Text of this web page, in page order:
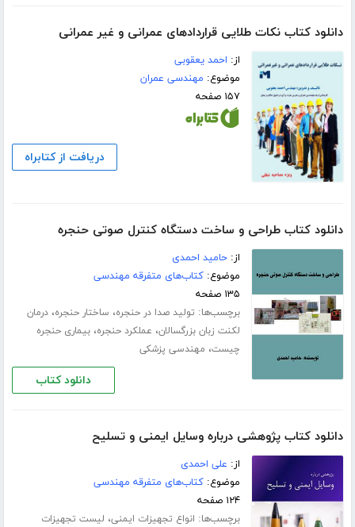
دانلود کتاب نکات طلایی قراردادهای عمرانی و غیر عمرانی
از: احمد یعقوبی
موضوع: مهندسی عمران
۱۵۷ صفحه
دریافت از کتابراه
دانلود کتاب طراحی و ساخت دستگاه کنترل صوتی حنجره
از:حامید احمدی
موضوع:کتاب‌های متفرقه مهندسی
۱۳۵ صفحه
برچسب‌ها: تولید صدا در حنجره، ساختار حنجره،درمان
لکنت زبان بزرگسالان، عملکرد حنجره،بیماری حنجره
چیست، مهندسی پزشکی
دانلود کتاب
دانلود کتاب پژوهشی درباره وسایل ایمنی و تسلیح
از: علی احمدی
موضوع:کتاب‌های متفرقه مهندسی
۱۲۴ صفحه
برچسب‌ها: انواع تجهیزات ایمنی، لیست تجهیزات